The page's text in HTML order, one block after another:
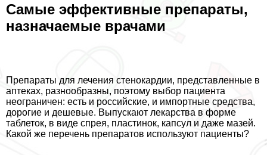
Самые эффективные препараты,
назначаемые врачами
Препараты для лечения стенокардии, представленные в
аптеках, разнообразны, поэтому выбор пациента
неограничен: есть и российские, и импортные средства,
дорогие и дешевые. Выпускают лекарства в форме
таблеток, в виде спрея, пластинок, капсул и даже мазей.
Какой же перечень препаратов используют пациенты?